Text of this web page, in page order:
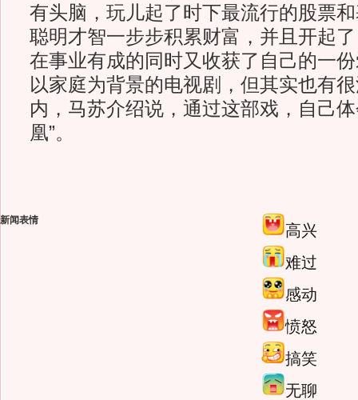
有头脑，玩儿起了时下最流行的股票
聪明才智一步步积累财富，并且开起
在事业有成的同时又收获了自己的一
以家庭为背景的电视剧，但其实也有
内，马苏介绍说，通过这部戏，自己
凰”。
新闻表情
高兴
难过
感动
愤怒
搞笑
无聊